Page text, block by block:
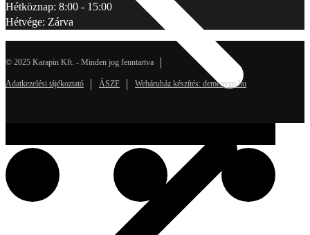
Hétköznap: 8:00 - 15:00
Hétvége: Zárva
© 2025 Karapin Kft. - Minden jog fenntartva
Adatkezelési tájékoztató ÁSZF Webáruház készítés: demenyzo.hu